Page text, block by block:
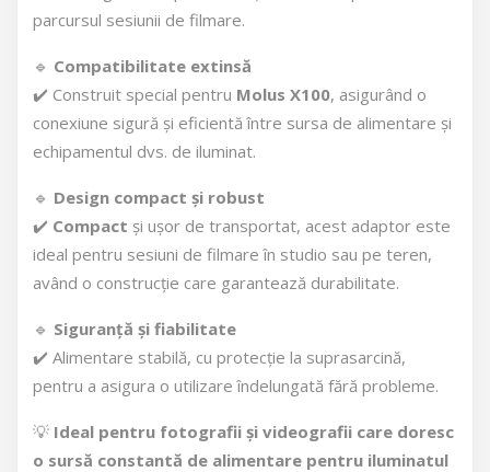
parcursul sesiunii de filmare.
🔹 Compatibilitate extinsă
✔️ Construit special pentru Molus X100, asigurând o
conexiune sigură și eficientă între sursa de alimentare și
echipamentul dvs. de iluminat.
🔹 Design compact și robust
✔️ Compact și ușor de transportat, acest adaptor este
ideal pentru sesiuni de filmare în studio sau pe teren,
având o construcție care garantează durabilitate.
🔹 Siguranță și fiabilitate
✔️ Alimentare stabilă, cu protecție la suprasarcină,
pentru a asigura o utilizare îndelungată fără probleme.
💡 Ideal pentru fotografii și videografii care doresc
o sursă constantă de alimentare pentru iluminatul